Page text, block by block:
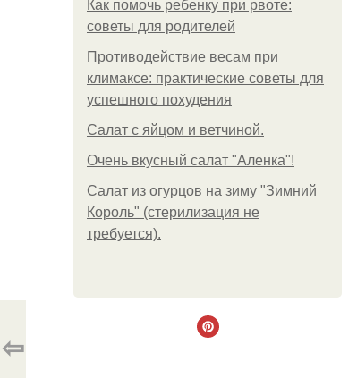
Как помочь ребенку при рвоте:
советы для родителей
Противодействие весам при
климаксе: практические советы для
успешного похудения
Салат с яйцом и ветчиной.
Очень вкусный салат "Аленка"!
Салат из огурцов на зиму "Зимний
Король" (стерилизация не
требуется).
⇦